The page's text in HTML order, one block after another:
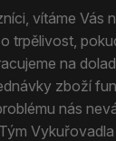
vítáme Vás
trpělivost,
na
zboží
nás
Tým